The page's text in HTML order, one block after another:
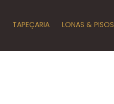
TAPEÇARIA LONAS & PISOS